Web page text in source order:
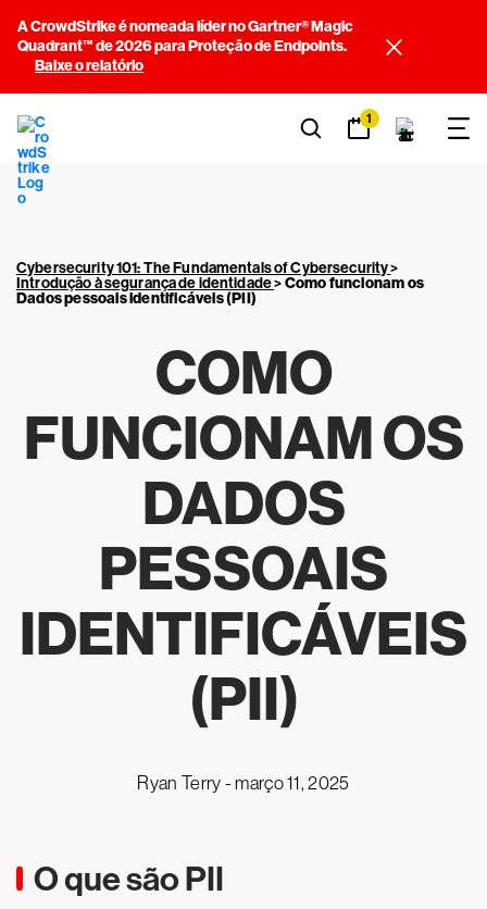
A CrowdStrike é nomeada líder no Gartner® Magic
Quadrant™ de 2026 para Proteção de Endpoints.
Baixe o relatório
1
Cybersecurity 101: The Fundamentals of Cybersecurity>
Introdução à segurança de identidade>Como funcionam os
Dados pessoais identificáveis (PII)
COMO
FUNCIONAM OS
DADOS
PESSOAIS
IDENTIFICÁVEIS
(PII)
Ryan Terry -março 11, 2025
O que são PII